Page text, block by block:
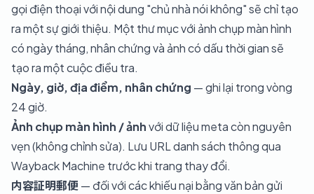
gọi điện thoại với nội dung "chủ nhà nói không" sẽ chỉ tạo
ra một sự giới thiệu. Một thư mục với ảnh chụp màn hình
có ngày tháng, nhân chứng và ảnh có dấu thời gian sẽ
tạo ra một cuộc điều tra.
Ngày, giờ, địa điểm, nhân chứng — ghi lại trong vòng
24 giờ.
Ảnh chụp màn hình / ảnhvới dữ liệu meta còn nguyên
vẹn (không chỉnh sửa). Lưu URL danh sách thông qua
Wayback Machine trước khi trang thay đổi.
内容証明郵便 — đối với các khiếu nại bằng văn bản gửi